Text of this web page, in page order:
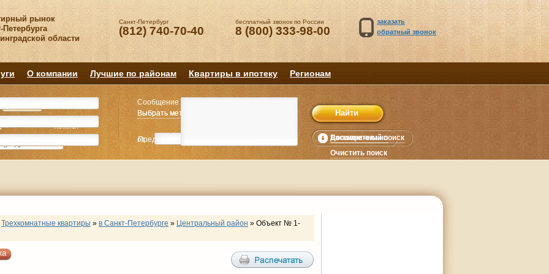
рынок
Петербурга
области
Санкт-Петербург
(812) 740-70-40
бесплатный звонок по России
8 (800) 333-98-00
заказать
обратный звонок
О компании Лучшие по районам Квартиры в ипотеку Регионам
Комнат
Выбрать метро
от
Расширенный поиск
Очистить поиск
Комнат
Выбрать метро
Предпочитаемая цена Дополнительно
Сообщение
Трехкомнатные квартиры » в Санкт-Петербурге » Центральный район » Объект № 1-